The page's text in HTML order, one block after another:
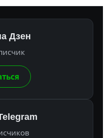
Дзен